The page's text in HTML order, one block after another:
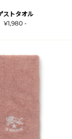
ストタオル
¥1,980 -